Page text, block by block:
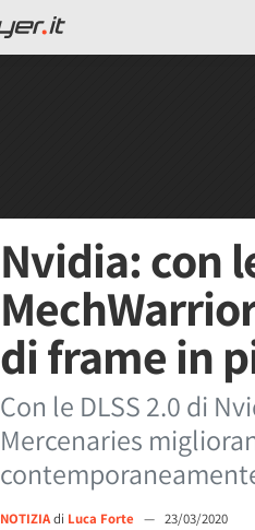
Nvidia: con
di frame in
Con le DLSS 2.0 di
Mercenaries
NOTIZIAdi Luca Forte — 23/03/2020